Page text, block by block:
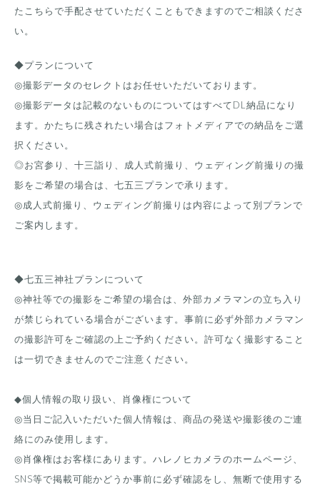
たこちらで手配させていただくこともできますのでご相談くださ
い。
◆プランについて
◎撮影データのセレクトはお任せいただいております。
◎撮影データは記載のないものについてはすべてDL納品になり
ます。かたちに残されたい場合はフォトメディアでの納品をご選
択ください。
◎お宮参り、十三詣り、成人式前撮り、ウェディング前撮りの撮
影をご希望の場合は、七五三プランで承ります。
◎成人式前撮り、ウェディング前撮りは内容によって別プランで
ご案内します。
◆七五三神社プランについて
◎神社等での撮影をご希望の場合は、外部カメラマンの立ち入り
が禁じられている場合がございます。事前に必ず外部カメラマン
の撮影許可をご確認の上ご予約ください。許可なく撮影すること
は一切できませんのでご注意ください。
◆個人情報の取り扱い、肖像権について
◎当日ご記入いただいた個人情報は、商品の発送や撮影後のご連
絡にのみ使用します。
◎肖像権はお客様にあります。ハレノヒカメラのホームページ、
SNS等で掲載可能かどうか事前に必ず確認をし、無断で使用する